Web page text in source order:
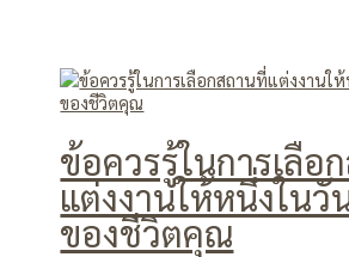
ข้อควรรู้ในการเลือ
แต่งงานให้หนึ่งใน
ของชีวิตคุณ